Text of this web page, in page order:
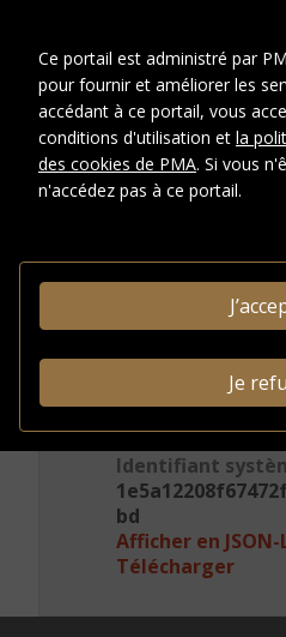
Type de
document
s
INFORMATIONS
Identifiant
bd
Afficher en JSON-
Télécharger
Ce portail est administré par
pour fournir et améliorer les
accédant à ce portail, vous
conditions d'utilisation et la
des cookies de PMA. Si vous
n'accédez pas à ce portail.
Je